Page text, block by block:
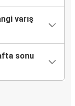
varış
sonu